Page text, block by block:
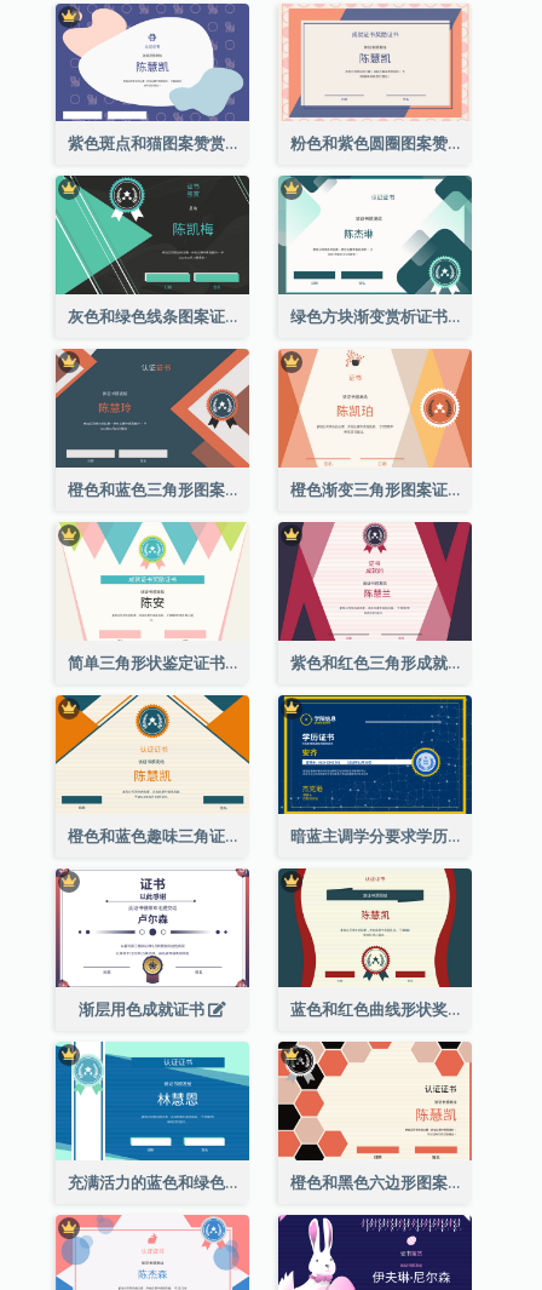
紫色斑点和猫图案赞赏证书 粉色和紫色圆圈图案赞赏证书
灰色和绿色线条图案证书 绿色方块渐变赏析证书
橙色和蓝色三角形图案证书 橙色渐变三角形图案证书
简单三角形状鉴定证书 紫色和红色三角形成就证书
橙色和蓝色趣味三角证书 暗蓝主调学分要求学历证书
渐层用色成就证书 蓝色和红色曲线形状奖证书
充满活力的蓝色和绿色徽章证书 橙色和黑色六边形图案证书